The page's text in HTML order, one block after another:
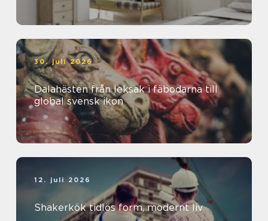
30. juli 2026
Dalahästen från leksak i fäbodarna till
global svensk ikon
12. juli 2026
Shakerkök tidlös form, modernt liv